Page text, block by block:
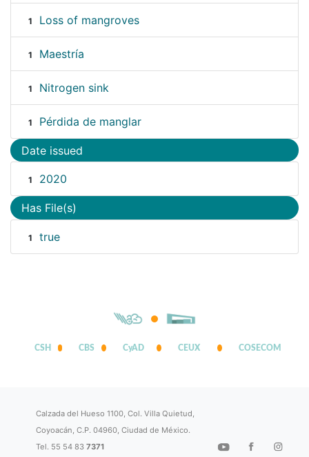
1 Loss of mangroves
1 Maestría
1 Nitrogen sink
1 Pérdida de manglar
Date issued
1 2020
Has File(s)
1 true
CSH CBS CyAD CEUX COSECOM
Calzada del Hueso 1100, Col. Villa Quietud,
Coyoacán, C.P. 04960, Ciudad de México.
Tel. 55 54 837371